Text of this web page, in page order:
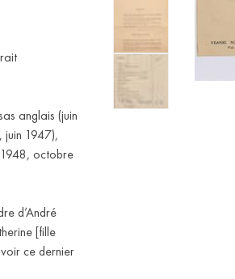
anglais (juin
juin 1947),
1948, octobre
d’André
[fille
ce dernier